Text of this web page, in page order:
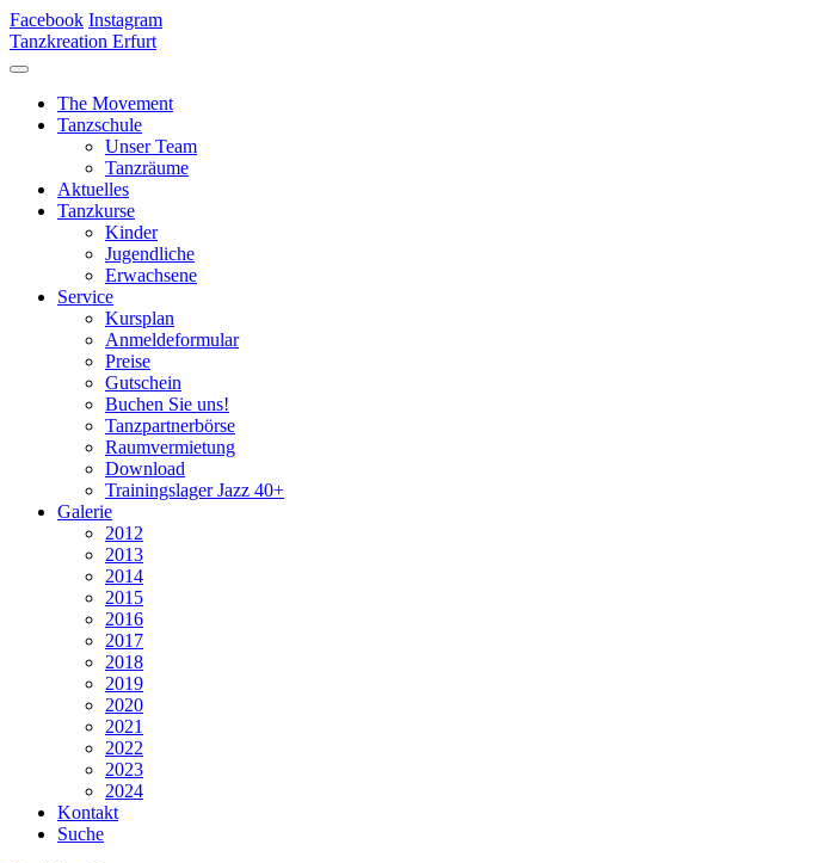
Facebook Instagram
Tanzkreation Erfurt
The Movement
Tanzschule
Unser Team
Tanzräume
Aktuelles
Tanzkurse
Kinder
Jugendliche
Erwachsene
Service
Kursplan
Anmeldeformular
Preise
Gutschein
Buchen Sie uns!
Tanzpartnerbörse
Raumvermietung
Download
Trainingslager Jazz 40+
Galerie
2012
2013
2014
2015
2016
2017
2018
2019
2020
2021
2022
2023
2024
Kontakt
Suche